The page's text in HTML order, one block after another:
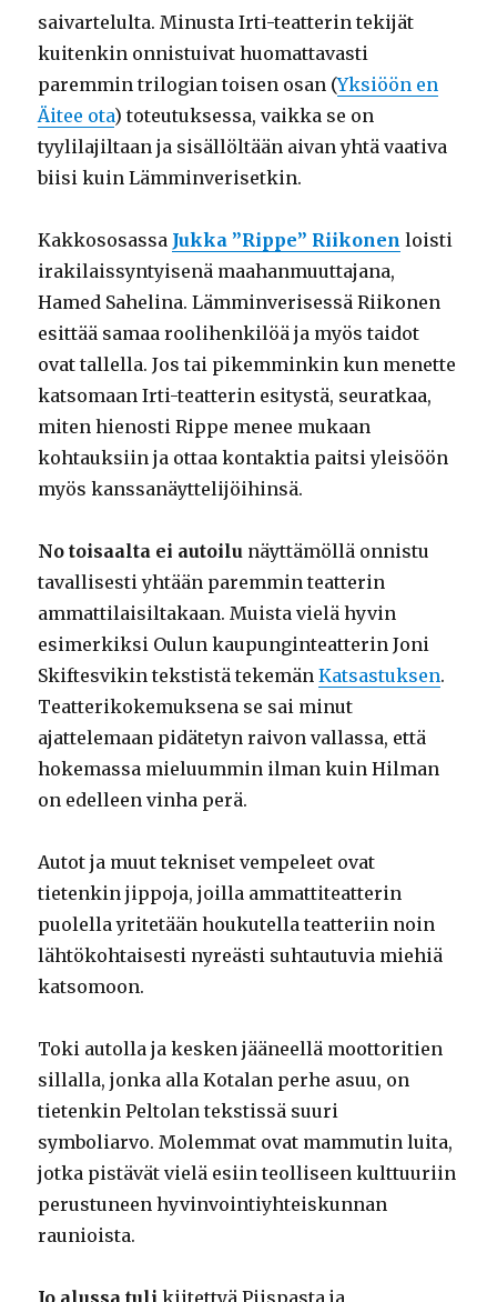
saivartelulta. Minusta Irti-teatterin tekijät
kuitenkin onnistuivat huomattavasti
paremmin trilogian toisen osan (Yksiöön en
Äitee ota) toteutuksessa, vaikka se on
tyylilajiltaan ja sisällöltään aivan yhtä vaativa
biisi kuin Lämminverisetkin.
Kakkososassa Jukka ”Rippe” Riikonen loisti
irakilaissyntyisenä maahanmuuttajana,
Hamed Sahelina. Lämminverisessä Riikonen
esittää samaa roolihenkilöä ja myös taidot
ovat tallella. Jos tai pikemminkin kun menette
katsomaan Irti-teatterin esitystä, seuratkaa,
miten hienosti Rippe menee mukaan
kohtauksiin ja ottaa kontaktia paitsi yleisöön
myös kanssanäyttelijöihinsä.
No toisaalta ei autoilu näyttämöllä onnistu
tavallisesti yhtään paremmin teatterin
ammattilaisiltakaan. Muista vielä hyvin
esimerkiksi Oulun kaupunginteatterin Joni
Skiftesvikin tekstistä tekemänKatsastuksen.
Teatterikokemuksena se sai minut
ajattelemaan pidätetyn raivon vallassa, että
hokemassa mieluummin ilman kuin Hilman
on edelleen vinha perä.
Autot ja muut tekniset vempeleet ovat
tietenkin jippoja, joilla ammattiteatterin
puolella yritetään houkutella teatteriin noin
lähtökohtaisesti nyreästi suhtautuvia miehiä
katsomoon.
Toki autolla ja kesken jääneellä moottoritien
sillalla, jonka alla Kotalan perhe asuu, on
tietenkin Peltolan tekstissä suuri
symboliarvo. Molemmat ovat mammutin luita,
jotka pistävät vielä esiin teolliseen kulttuuriin
perustuneen hyvinvointiyhteiskunnan
raunioista.